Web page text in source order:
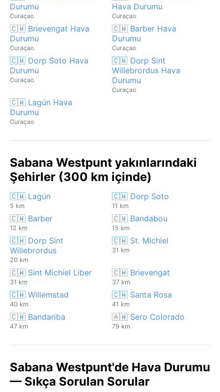
Durumu
Curaçao
Hava Durumu
Curaçao
🇨🇼 Brievengat Hava
Durumu
Curaçao
🇨🇼 Barber Hava
Durumu
Curaçao
🇨🇼 Dorp Soto Hava
Durumu
Curaçao
🇨🇼 Dorp Sint
Willebrordus Hava
Durumu
Curaçao
🇨🇼 Lagún Hava
Durumu
Curaçao
Sabana Westpunt yakınlarındaki
Şehirler (300 km içinde)
🇨🇼 Lagún
5 km
🇨🇼 Dorp Soto
11 km
🇨🇼 Barber
12 km
🇨🇼 Bandabou
15 km
🇨🇼 Dorp Sint
Willebrordus
20 km
🇨🇼 St. Michiel
31 km
🇨🇼 Sint Michiel Liber
31 km
🇨🇼 Brievengat
37 km
🇨🇼 Willemstad
40 km
🇨🇼 Santa Rosa
41 km
🇨🇼 Bandariba
47 km
🇦🇼 Sero Colorado
79 km
Sabana Westpunt'de Hava Durumu
— Sıkça Sorulan Sorular